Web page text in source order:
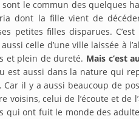
le commun des quelques
dont la fille vient de
petites filles disparues. C’est
celle d’une ville laissée à
et plein de dureté. Mais c’est
est aussi dans la nature qui
il y a aussi beaucoup de
voisins, celui de l’écoute et de
qui ont fuit le monde des